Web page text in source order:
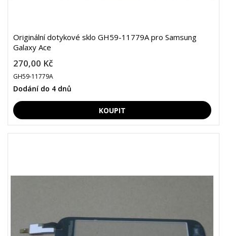
Originální dotykové sklo GH59-11779A pro Samsung
Galaxy Ace
270,00 Kč
GH59-11779A
Dodání do 4 dnů